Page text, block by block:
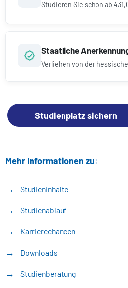
Studieren Sie schon ab
Staatliche
Verliehen von der
Studienplatz sichern
Mehr Informationen zu:
Studieninhalte
Studienablauf
Karrierechancen
Downloads
Studienberatung